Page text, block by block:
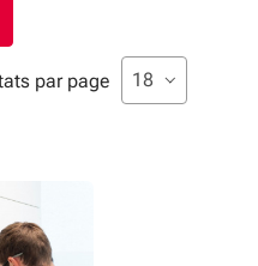
par page Liste de
sélectionné
18